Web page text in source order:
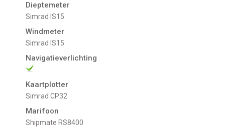
Dieptemeter
Simrad IS15
Windmeter
Simrad IS15
Navigatieverlichting
Kaartplotter
Simrad CP32
Marifoon
Shipmate RS8400